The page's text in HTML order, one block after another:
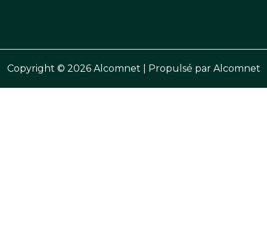
Copyright © 2026 Alcomnet | Propulsé par Alcomnet